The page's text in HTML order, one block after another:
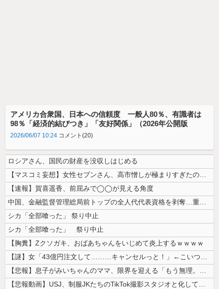
アメリカ合衆国、日本への信頼度 一般人80％、有識者は
98％「経済的結びつき」「友好関係」（2026年公開版
2026/06/07 10:24 コメント(20)
ロシアさん、国民の財産を没収しはじめる
【マスコミ妄想】女性セブンさん、高市憎しが極まりすぎたのか、過去一級の...
【速報】賀喜遥香、前屈みで◯◯が見える角度
中国、金融監督管理総局前トップの全人代代表資格を剥奪…重大な規律違反で...
シカ「全部喰った」 祭り中止
シカ「全部喰った」 祭り中止
【胸糞】Zクソガキ、おばあちゃんをいじめて炎上するｗｗｗｗ
【謎】女「43億円注文して………キャンセルっと！」←こいつの目的
【悲報】息子がみいちゃんのママ、限界を迎える「もう無理。普通の家庭を築...
【悲報動画】USJ、制服JKたちのTikTok撮影スタジオと化してしま...